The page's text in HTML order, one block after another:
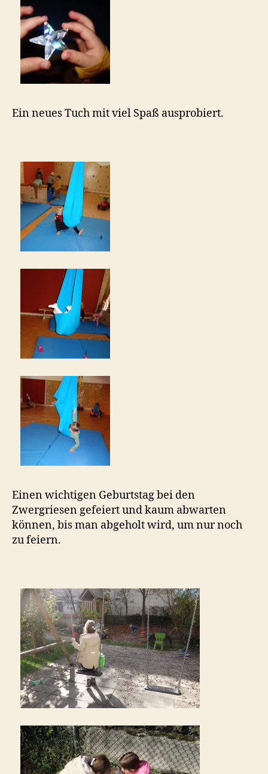
Ein neues Tuch mit viel Spaß ausprobiert.
Einen wichtigen Geburtstag bei den
Zwergriesen gefeiert und kaum abwarten
können, bis man abgeholt wird, um nur noch
zu feiern.